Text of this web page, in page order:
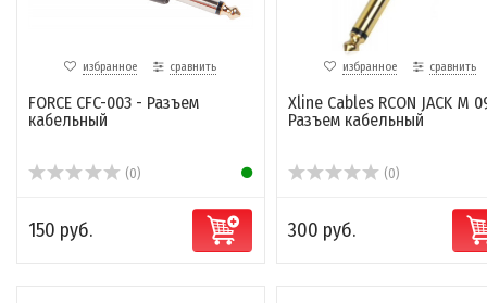
избранное сравнить
FORCE CFC-003 - Разъем
кабельный
(0)
150 руб.
избранное сравнить
Xline Cables RCON JACK M
Разъем кабельный
(0)
300 руб.